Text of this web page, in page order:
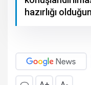
hazırlığı